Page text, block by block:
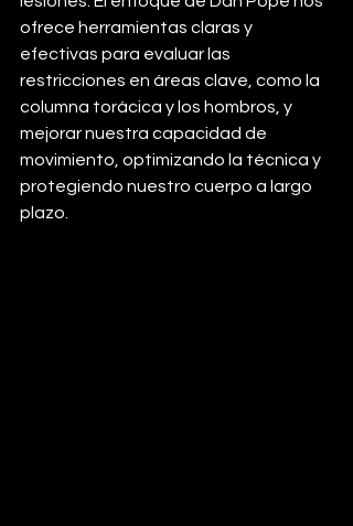
ofrece herramientas claras y
efectivas para evaluar las
restricciones en áreas clave, como la
columna torácica y los hombros, y
mejorar nuestra capacidad de
movimiento, optimizando la técnica y
protegiendo nuestro cuerpo a largo
plazo.